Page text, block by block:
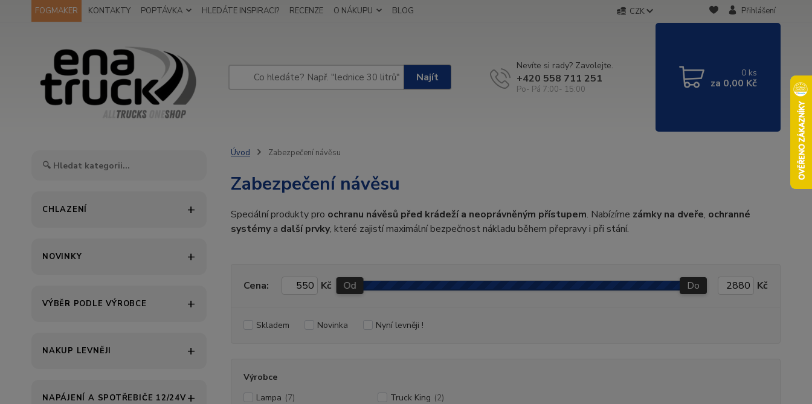
FOGMAKER KONTAKTY POPTÁVKA HLEDÁTE INSPIRACI? RECENZE O NÁKUPU BLOG CZK Přihlášení
Najít
Nevíte si rady? Zavolejte.
+420 558 711 251
Po- Pá 7:00- 15:00
0 ks
za 0,00 Kč
CHLAZENÍ
NOVINKY
VÝBĚR PODLE VÝROBCE
NAKUP LEVNĚJI
NAPÁJENÍ A SPOTŘEBIČE 12/24V
Úvod Zabezpečení návěsu
Zabezpečení návěsu
Speciální produkty pro ochranu návěsů před krádeží a neoprávněným přístupem. Nabízíme zámky na dveře, ochranné
systémya další prvky, které zajistí maximální bezpečnost nákladu během přepravy i při stání.
Cena: Kč Od Do Kč
Skladem Novinka Nyní levněji !
Výrobce
Lampa (7) Truck King (2)